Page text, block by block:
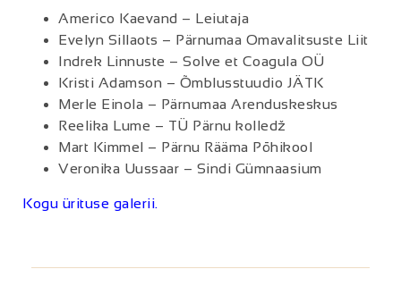
Americo Kaevand – Leiutaja
Evelyn Sillaots – Pärnumaa Omavalitsuste Liit
Indrek Linnuste – Solve et Coagula OÜ
Kristi Adamson – Õmblusstuudio JÄTK
Merle Einola – Pärnumaa Arenduskeskus
Reelika Lume – TÜ Pärnu kolledž
Mart Kimmel – Pärnu Rääma Põhikool
Veronika Uussaar – Sindi Gümnaasium
Kogu ürituse galerii.